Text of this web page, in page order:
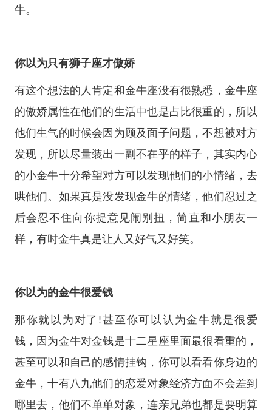
牛。
你以为只有狮子座才傲娇
有这个想法的人肯定和金牛座没有很熟悉，金牛座
的傲娇属性在他们的生活中也是占比很重的，所以
他们生气的时候会因为顾及面子问题，不想被对方
发现，所以尽量装出一副不在乎的样子，其实内心
的小金牛十分希望对方可以发现他们的小情绪，去
哄他们。如果真是没发现金牛的情绪，他们忍过之
后会忍不住向你提意见闹别扭，简直和小朋友一
样，有时金牛真是让人又好气又好笑。
你以为的金牛很爱钱
那你就以为对了!甚至你可以认为金牛就是很爱
钱，因为金牛对金钱是十二星座里面最很看重的，
甚至可以和自己的感情挂钩，你可以看看你身边的
金牛，十有八九他们的恋爱对象经济方面不会差到
哪里去，他们不单单对象，连亲兄弟也都是要明算